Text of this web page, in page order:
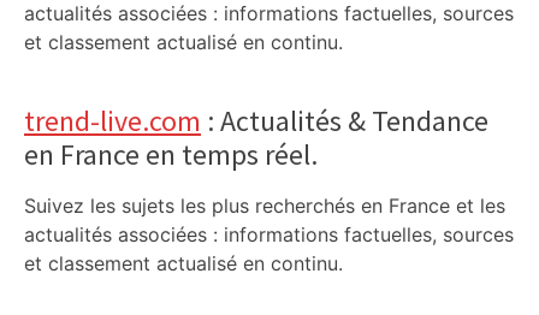
actualités associées : informations factuelles, sources
et classement actualisé en continu.
trend-live.com : Actualités & Tendance
en France en temps réel.
Suivez les sujets les plus recherchés en France et les
actualités associées : informations factuelles, sources
et classement actualisé en continu.